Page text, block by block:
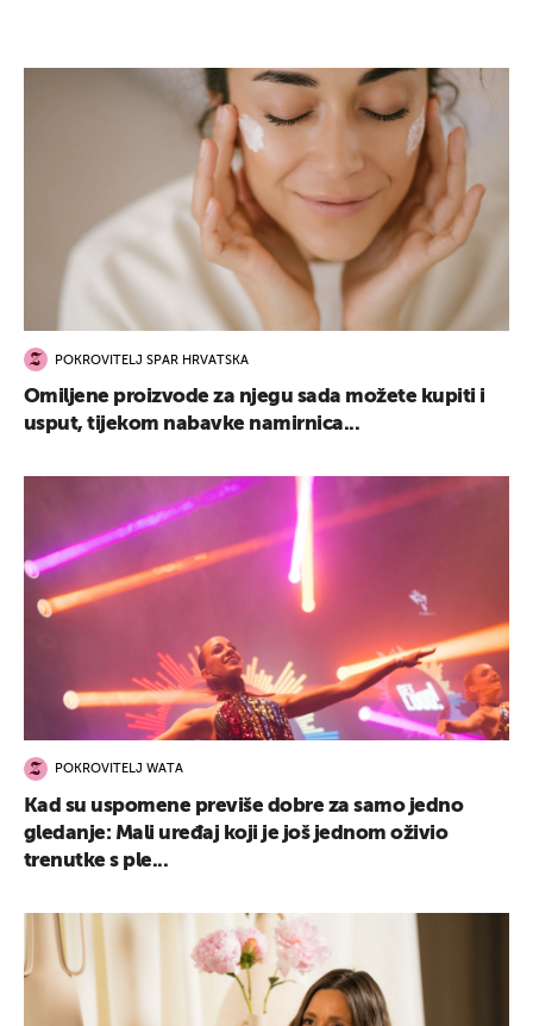
POKROVITELJ SPAR HRVATSKA
Omiljene proizvode za njegu sada možete kupiti i
usput, tijekom nabavke namirnica...
POKROVITELJ WATA
Kad su uspomene previše dobre za samo jedno
gledanje: Mali uređaj koji je još jednom oživio
trenutke s ple...